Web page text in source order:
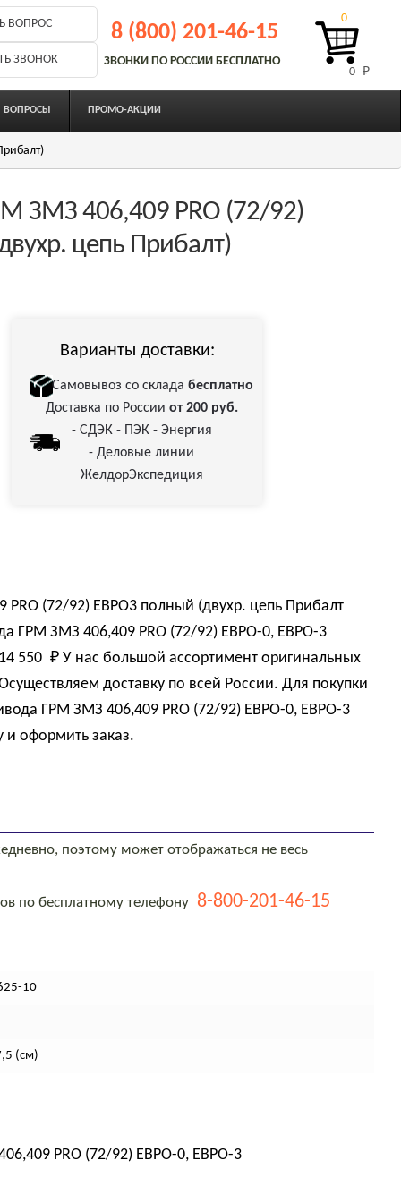
ВОПРОС
ЗВОНОК
8 (800) 201-46-15
ЗВОНКИ ПО РОССИИ БЕСПЛАТНО
0 ₽
0
ВОПРОСЫ ПРОМО-АКЦИИ
ЗМЗ 406,409 PRO (72/92)
цепь Прибалт)
Варианты доставки:
Самовывоз со складабесплатно
Доставка по России от 200 руб.
- СДЭК - ПЭК - Энергия
- Деловые линии
ЖелдорЭкспедиция
(72/92) ЕВРО3 полный (двухр. цепь Прибалт
ГРМ ЗМЗ 406,409 PRO (72/92) ЕВРО-0, ЕВРО-3
550 ₽ У нас большой ассортимент оригинальных
доставку по всей России. Для покупки
ГРМ ЗМЗ 406,409 PRO (72/92) ЕВРО-0, ЕВРО-3
и оформить заказ.
поэтому может отображаться не весь
по бесплатному телефону 8-800-201-46-15
10
(см)
PRO (72/92) ЕВРО-0, ЕВРО-3